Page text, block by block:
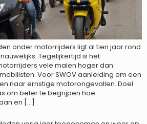
onder motorrijders ligt al tien jaar rond
Tegelijkertijd is het
vele malen hoger dan
Voor SWOV aanleiding om een
naar ernstige motorongevallen. Doel
om beter te begrijpen hoe
en […]